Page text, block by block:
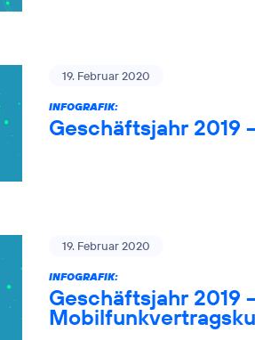
19. Februar 2020
INFOGRAFIK:
Geschäftsjahr 2019
19. Februar 2020
INFOGRAFIK:
Geschäftsjahr 2019